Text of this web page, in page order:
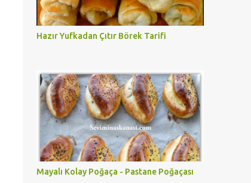
Hazır Yufkadan Çıtır Börek Tarifi
Mayalı Kolay Poğaça - Pastane Poğaçası